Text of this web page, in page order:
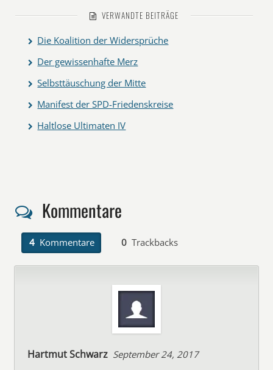
VERWANDTE BEITRÄGE
Die Koalition der Widersprüche
Der gewissenhafte Merz
Selbsttäuschung der Mitte
Manifest der SPD-Friedenskreise
Haltlose Ultimaten IV
Kommentare
4 Kommentare 0 Trackbacks
Hartmut Schwarz September 24, 2017